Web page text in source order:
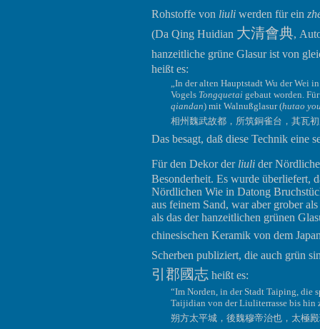
Rohstoffe von liuli werden für ein
(Da Qing Huidian 大清會典,
hanzeitliche grüne Glasur ist von
heißt es:
„In der alten Hauptstadt Wu der Wei
Vogels Tongquetai gebaut worden.
qiandan) mit Walnußglasur (hutao
相州魏武故都，所筑銅雀台，其瓦
Das besagt, daß diese Technik eine
Für den Dekor der liuli der
Besonderheit. Es wurde überliefert,
Nördlichen Wie in Datong
aus feinem Sand, war aber grober
als das der hanzeitlichen grünen
chinesischen Keramik von dem
Scherben publiziert, die auch grün
引郡國志 heißt es:
“Im Norden, in der Stadt Taiping, die
Taijidian von der Liuliterrasse bis hin
朔方太平城，後魏穆帝治也，太極